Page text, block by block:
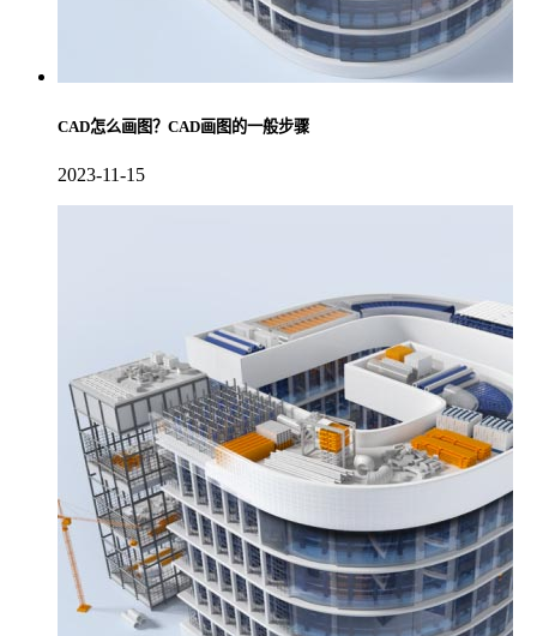
CAD怎么画图？CAD画图的一般步骤
2023-11-15